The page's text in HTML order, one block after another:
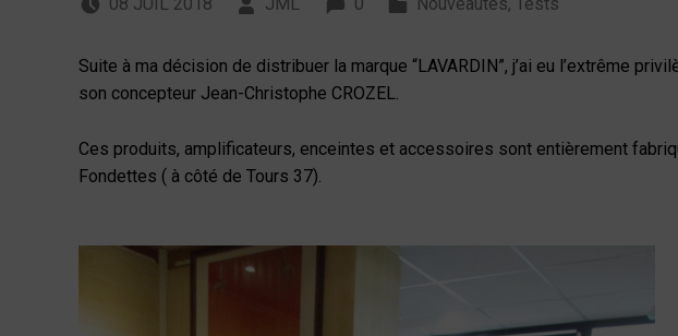
Référencement des produits
Suite à ma décision de distribuer la marque “LAVARDIN”, j’ai eu l’extrême
son concepteur Jean-Christophe CROZEL.
Ces produits, amplificateurs, enceintes et accessoires sont entièrement
Fondettes ( à côté de Tours 37).